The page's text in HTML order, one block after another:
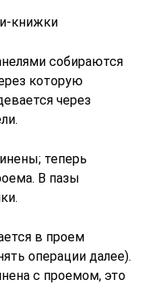
книжки
собираются
которую
через
теперь
В пазы
в проем
операции далее).
с проемом, это